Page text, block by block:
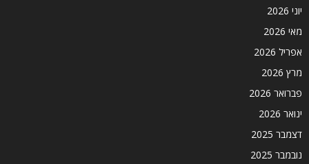
יוני 2026
מאי 2026
אפריל 2026
מרץ 2026
פברואר 2026
ינואר 2026
דצמבר 2025
נובמבר 2025